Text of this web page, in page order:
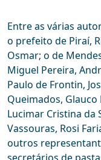
Entre as várias
o prefeito de Piraí,
Osmar; o de
Miguel Pereira,
Paulo de Frontin,
Queimados,
Lucimar Cristina da
Vassouras, Rosi
outros